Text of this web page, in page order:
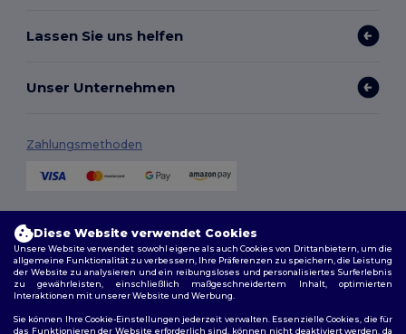
Lassen Sie uns helfen
Unser Unternehmen
Zahlungsmethoden
Diese Website verwendet Cookies
Unsere Website verwendet sowohl eigene als auch Cookies von Drittanbietern, um die
allgemeine Funktionalität zu verbessern, Ihre Präferenzen zu speichern, die Leistung
der Website zu analysieren und ein reibungsloses und personalisiertes Surferlebnis
zu gewährleisten, einschließlich maßgeschneidertem Inhalt, optimierten
Interaktionen mit unserer Website und Werbung.
Sie können Ihre Cookie-Einstellungen jederzeit verwalten. Essenzielle Cookies, die für
das Funktionieren der Website erforderlich sind, können nicht deaktiviert werden, da